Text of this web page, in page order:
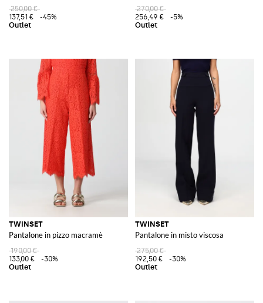
250,00 €
137,51 €
-45%
270,00 €
256,49 €
-5%
TWINSET
Pantalone in pizzo macramè
190,00 €
133,00 €
-30%
TWINSET
Pantalone in misto viscosa
275,00 €
192,50 €
-30%